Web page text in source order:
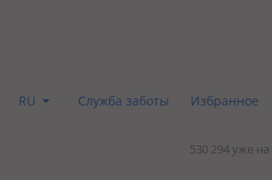
RU Служба заботы Избранное
530 294 уже на